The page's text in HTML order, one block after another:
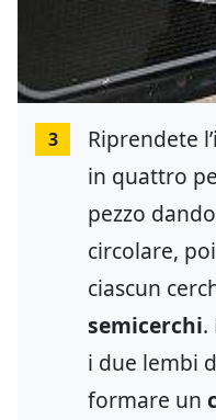
3 Riprendete
in quattro
pezzo
circolare,
ciascun
semicerchi.
i due lembi
formare un